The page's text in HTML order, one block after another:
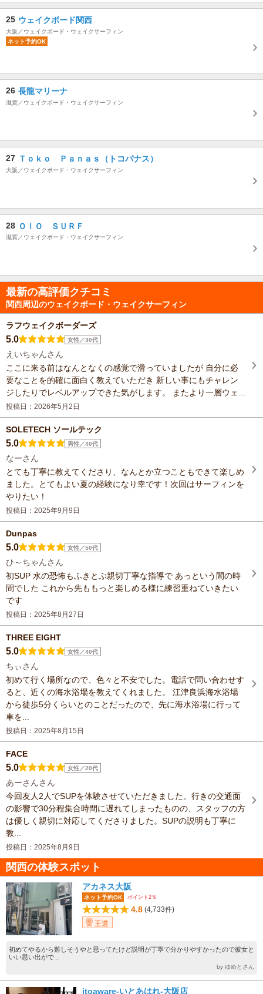
25 ウェイクボード関西
大阪／ウェイクボード・ウェイクサーフィン
ネット予約OK
26 長龍マリーナ
滋賀／ウェイクボード・ウェイクサーフィン
27 Ｔｏｋｏ Ｐａｎａｓ（トコパナス）
大阪／ウェイクボード・ウェイクサーフィン
28 ＯｌＯ ＳＵＲＦ
滋賀／ウェイクボード・ウェイクサーフィン
最新の高評価クチコミ
関西周辺のウェイクボード・ウェイクサーフィン
ラフウェイクボーダーズ
5.0 女性／30代
えいちゃんさん
ここに来る前はなんとなくの感覚で滑っていましたが 自分に必
要なことを的確に面白く教えていただき 新しい事にもチャレン
ジしたりでレベルアップできた気がします。 またより一層ウェ...
投稿日：2026年5月2日
SOLETECH ソールテック
5.0 男性／40代
なーさん
とても丁寧に教えてくださり、なんとか立つこともできて楽しめ
ました。とてもよい夏の経験になり幸です！次回はサーフィンを
やりたい！
投稿日：2025年9月9日
Dunpas
5.0 女性／50代
ひ～ちゃんさん
初SUP 水の恐怖もふきとぶ親切丁寧な指導で あっという間の時
間でした これから先ももっと楽しめる様に練習重ねていきたい
です
投稿日：2025年8月27日
THREE EIGHT
5.0 女性／40代
ちぃさん
初めて行く場所なので、色々と不安でした。電話で問い合わせす
ると、近くの海水浴場を教えてくれました。 江津良浜海水浴場
から徒歩5分くらいとのことだったので、先に海水浴場に行って
車を...
投稿日：2025年8月15日
FACE
5.0 女性／20代
あーさんさん
今回友人2人でSUPを体験させていただきました。行きの交通面
の影響で30分程集合時間に遅れてしまったものの、スタッフの方
は優しく親切に対応してくださりました。SUPの説明も丁寧に
教...
投稿日：2025年8月9日
関西の体験スポット
アカネス大阪
ネット予約OK ポイント2％
4.8 (4,733件)
王道
初めてやるから難しそうやと思ってたけど説明が丁寧で分かりやすかったので彼女と
いい思い出がで...
by ゆめとさん
itoaware-いとあはれ-大阪店